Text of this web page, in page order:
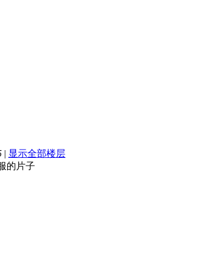
| 显示全部楼层
的片子